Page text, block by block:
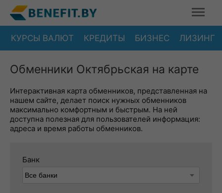
КУРСЫ ВАЛЮТ КРЕДИТЫ БИЗНЕС ЛИЗИНГ
Обменники Октябрьская на карте
Интерактивная карта обменников, представленная на
нашем сайте, делает поиск нужных обменников
максимально комфортным и быстрым. На ней
доступна полезная для пользователей информация:
адреса и время работы обменников.
Банк